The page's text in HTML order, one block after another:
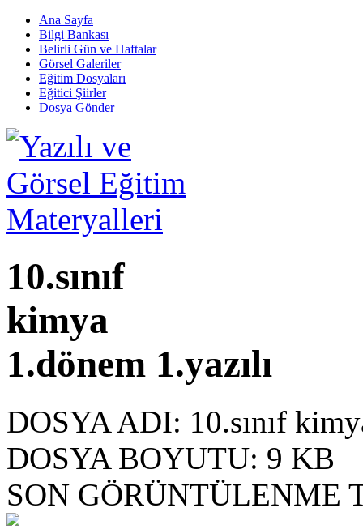
Ana Sayfa
Bilgi Bankası
Belirli Gün ve Haftalar
Görsel Galeriler
Eğitim Dosyaları
Eğitici Şiirler
Dosya Gönder
10.sınıf
kimya
1.dönem 1.yazılı
DOSYA ADI: 10.sınıf
DOSYA BOYUTU: 9 KB
SON GÖRÜNTÜLENME